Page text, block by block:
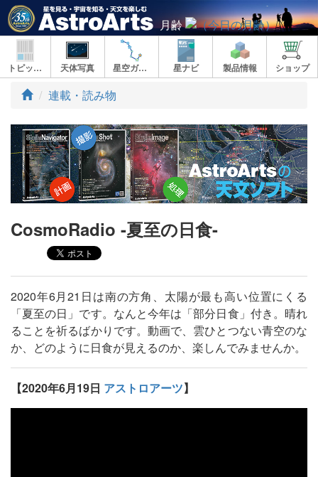
月齢
トピックス 天体写真 星空ガイド 星ナビ 製品情報 ショップ
ト
プ
連載・読み物
CosmoRadio -夏至の日食-
2020年6月21日は南の方角、太陽が最も高い位置にくる
「夏至の日」です。なんと今年は「部分日食」付き。晴れ
ることを祈るばかりです。動画で、雲ひとつない青空のな
か、どのように日食が見えるのか、楽しんでみませんか。
【2020年6月19日 アストロアーツ】